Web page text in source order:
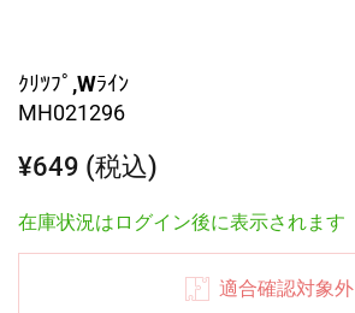
ｸﾘﾂﾌﾟ,Wﾗｲﾝ
MH021296
¥649 (税込)
在庫状況はログイン後に表示されます
適合確認対象外